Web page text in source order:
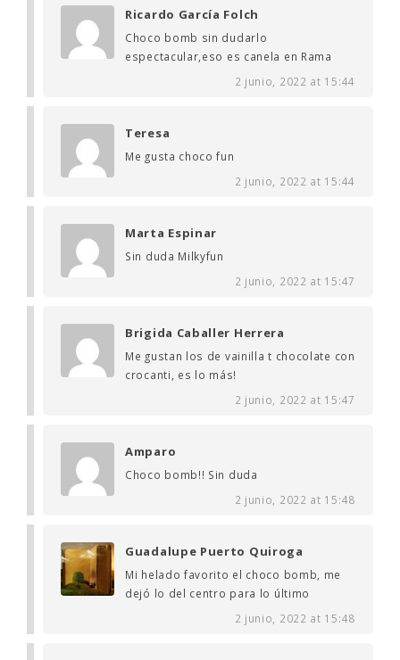
Ricardo García Folch
Choco bomb sin dudarlo
espectacular,eso es canela en Rama
2 junio, 2022 at 15:44
Teresa
Me gusta choco fun
2 junio, 2022 at 15:44
Marta Espinar
Sin duda Milkyfun
2 junio, 2022 at 15:47
Brigida Caballer Herrera
Me gustan los de vainilla t chocolate con
crocanti, es lo más!
2 junio, 2022 at 15:47
Amparo
Choco bomb!! Sin duda
2 junio, 2022 at 15:48
Guadalupe Puerto Quiroga
Mi helado favorito el choco bomb, me
dejó lo del centro para lo último
2 junio, 2022 at 15:48